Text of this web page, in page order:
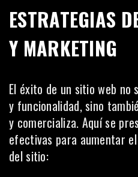
ESTRATEGIAS
Y MARKETING
El éxito de un sitio web no
y funcionalidad, sino
y comercializa. Aquí se
efectivas para aumentar
del sitio: